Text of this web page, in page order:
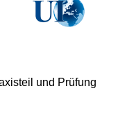
und Prüfung